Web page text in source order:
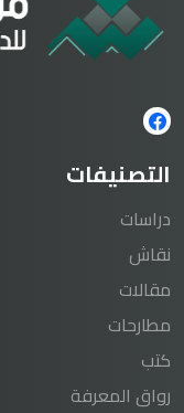
التصنيفات
دراسات
نقاش
مقالات
مطارحات
كتب
رواق المعرفة